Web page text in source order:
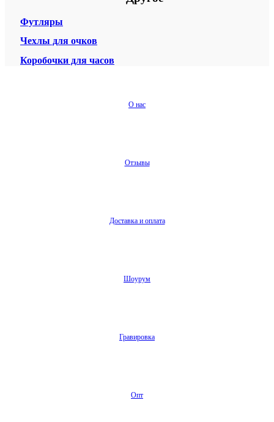
Футляры
Чехлы для очков
Коробочки для часов
О нас
Отзывы
Доставка и оплата
Шоурум
Гравировка
Опт